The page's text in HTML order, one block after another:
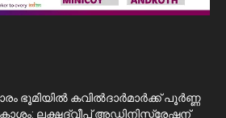
ഭൂമിയിൽ കവിൽദാർമാർക്ക് പൂർണ്ണ
ലക്ഷദ്വീപ് അഡ്മിനിസ്ട്രേഷന്